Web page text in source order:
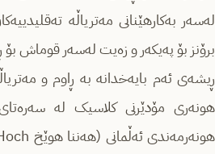
لەسەر بەکارهێنانی مەتریاڵە
برۆنز بۆ پەیکەر و زەیت لەسەر قوماش
ڕیشەی ئەم بایەخدانە بە ڕاوم و
هونەری مۆدێرنی کلاسیک لە